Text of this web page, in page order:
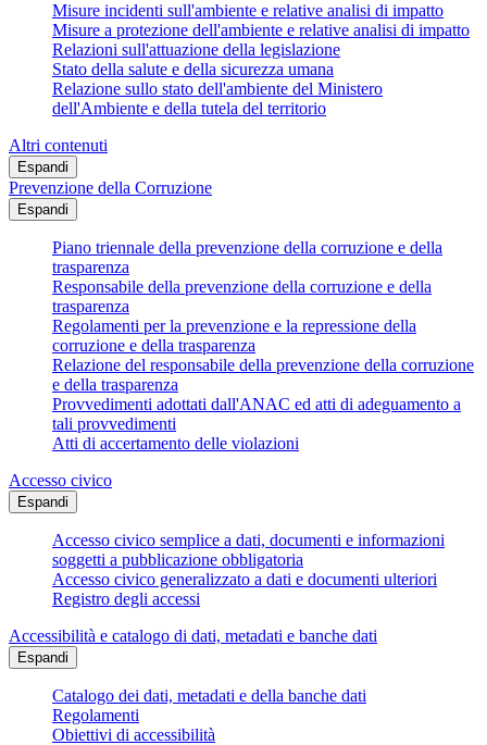
Misure incidenti sull'ambiente e relative analisi di impatto
Misure a protezione dell'ambiente e relative analisi di impatto
Relazioni sull'attuazione della legislazione
Stato della salute e della sicurezza umana
Relazione sullo stato dell'ambiente del Ministero
dell'Ambiente e della tutela del territorio
Altri contenuti
Espandi
Prevenzione della Corruzione
Espandi
Piano triennale della prevenzione della corruzione e della
trasparenza
Responsabile della prevenzione della corruzione e della
trasparenza
Regolamenti per la prevenzione e la repressione della
corruzione e della trasparenza
Relazione del responsabile della prevenzione della corruzione
e della trasparenza
Provvedimenti adottati dall'ANAC ed atti di adeguamento a
tali provvedimenti
Atti di accertamento delle violazioni
Accesso civico
Espandi
Accesso civico semplice a dati, documenti e informazioni
soggetti a pubblicazione obbligatoria
Accesso civico generalizzato a dati e documenti ulteriori
Registro degli accessi
Accessibilità e catalogo di dati, metadati e banche dati
Espandi
Catalogo dei dati, metadati e della banche dati
Regolamenti
Obiettivi di accessibilità